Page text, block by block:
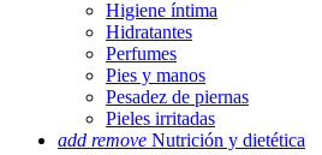
Higiene íntima
Hidratantes
Perfumes
Pies y manos
Pesadez de piernas
Pieles irritadas
add remove Nutrición y dietética